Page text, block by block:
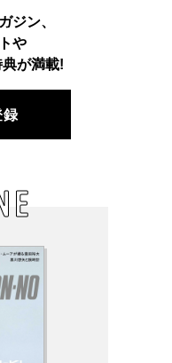
LINE
ジン、
や
が満載!
録